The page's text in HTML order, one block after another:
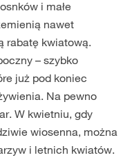
i małe
nawet
rabatę kwiatową.
– szybko
już pod koniec
Na pewno
W kwietniu, gdy
wiosenna, można
i letnich kwiatów.